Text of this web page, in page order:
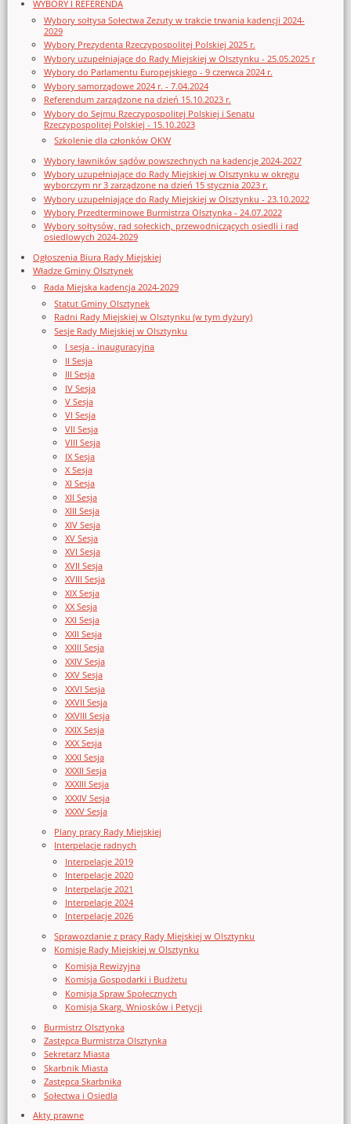
WYBORY I REFERENDA
Wybory sołtysa Sołectwa Zezuty w trakcie trwania kadencji 2024-
2029
Wybory Prezydenta Rzeczypospolitej Polskiej 2025 r.
Wybory uzupełniające do Rady Miejskiej w Olsztynku - 25.05.2025 r
Wybory do Parlamentu Europejskiego - 9 czerwca 2024 r.
Wybory samorządowe 2024 r. - 7.04.2024
Referendum zarządzone na dzień 15.10.2023 r.
Wybory do Sejmu Rzeczypospolitej Polskiej i Senatu
Rzeczypospolitej Polskiej - 15.10.2023
Szkolenie dla członków OKW
Wybory ławników sądów powszechnych na kadencję 2024-2027
Wybory uzupełniające do Rady Miejskiej w Olsztynku w okręgu
wyborczym nr 3 zarządzone na dzień 15 stycznia 2023 r.
Wybory uzupełniające do Rady Miejskiej w Olsztynku - 23.10.2022
Wybory Przedterminowe Burmistrza Olsztynka - 24.07.2022
Wybory sołtysów, rad sołeckich, przewodniczących osiedli i rad
osiedlowych 2024-2029
Ogłoszenia Biura Rady Miejskiej
Władze Gminy Olsztynek
Rada Miejska kadencja 2024-2029
Statut Gminy Olsztynek
Radni Rady Miejskiej w Olsztynku (w tym dyżury)
Sesje Rady Miejskiej w Olsztynku
I sesja - inauguracyjna
II Sesja
III Sesja
IV Sesja
V Sesja
VI Sesja
VII Sesja
VIII Sesja
IX Sesja
X Sesja
XI Sesja
XII Sesja
XIII Sesja
XIV Sesja
XV Sesja
XVI Sesja
XVII Sesja
XVIII Sesja
XIX Sesja
XX Sesja
XXI Sesja
XXII Sesja
XXIII Sesja
XXIV Sesja
XXV Sesja
XXVI Sesja
XXVII Sesja
XXVIII Sesja
XXIX Sesja
XXX Sesja
XXXI Sesja
XXXII Sesja
XXXIII Sesja
XXXIV Sesja
XXXV Sesja
Plany pracy Rady Miejskiej
Interpelacje radnych
Interpelacje 2019
Interpelacje 2020
Interpelacje 2021
Interpelacje 2024
Interpelacje 2026
Sprawozdanie z pracy Rady Miejskiej w Olsztynku
Komisje Rady Miejskiej w Olsztynku
Komisja Rewizyjna
Komisja Gospodarki i Budżetu
Komisja Spraw Społecznych
Komisja Skarg, Wniosków i Petycji
Burmistrz Olsztynka
Zastępca Burmistrza Olsztynka
Sekretarz Miasta
Skarbnik Miasta
Zastępca Skarbnika
Sołectwa i Osiedla
Akty prawne